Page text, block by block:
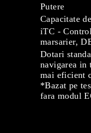
Putere
Capacitate
iTC -
marsarier,
Dotari
navigarea in
mai eficient
*Bazat pe
fara modul